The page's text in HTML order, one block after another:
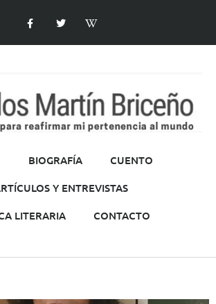
BIOGRAFÍA
CUENTO
Y ENTREVISTAS
LITERARIA
CONTACTO